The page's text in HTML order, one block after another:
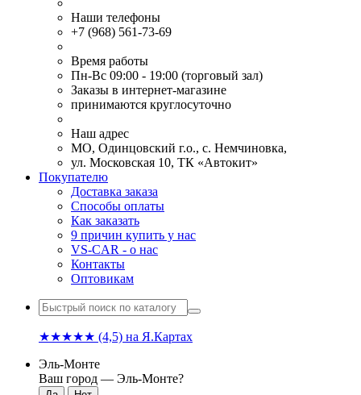
Наши телефоны
+7 (968) 561-73-69
Время работы
Пн-Вс 09:00 - 19:00 (торговый зал)
Заказы в интернет-магазине
принимаются круглосуточно
Наш адрес
МО, Одинцовский г.о., с. Немчиновка,
ул. Московская 10, ТК «Автокит»
Покупателю
Доставка заказа
Способы оплаты
Как заказать
9 причин купить у нас
VS-CAR - о нас
Контакты
Оптовикам
★★★★★ (4,5) на Я.Картах
Эль-Монте
Ваш город — Эль-Монте?